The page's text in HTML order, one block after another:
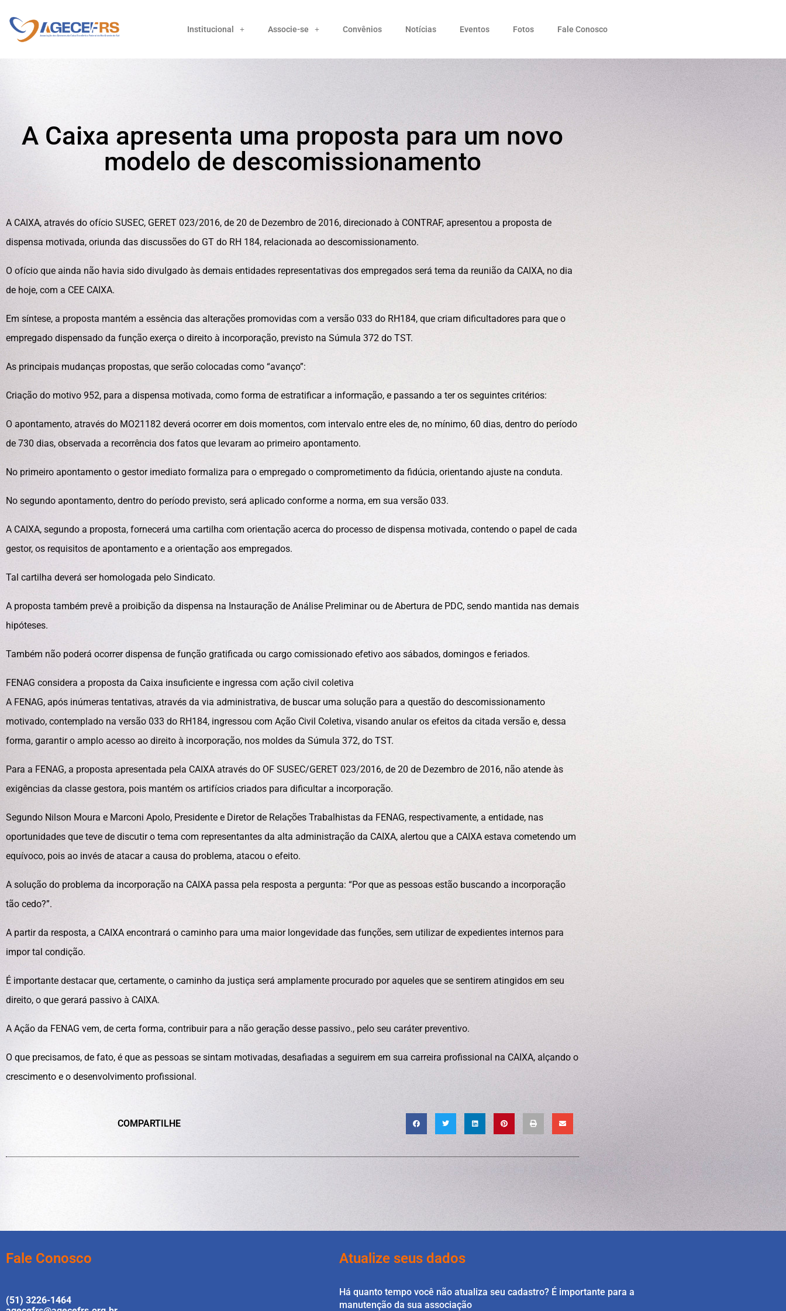
Institucional Associe-se Convênios Notícias Eventos Fotos Fale Conosco
A Caixa apresenta uma proposta para um novo
modelo de descomissionamento
A CAIXA, através do ofício SUSEC, GERET 023/2016, de 20 de Dezembro de 2016, direcionado à CONTRAF, apresentou a proposta de
dispensa motivada, oriunda das discussões do GT do RH 184, relacionada ao descomissionamento.
O ofício que ainda não havia sido divulgado às demais entidades representativas dos empregados será tema da reunião da CAIXA, no dia
de hoje, com a CEE CAIXA.
Em síntese, a proposta mantém a essência das alterações promovidas com a versão 033 do RH184, que criam dificultadores para que o
empregado dispensado da função exerça o direito à incorporação, previsto na Súmula 372 do TST.
As principais mudanças propostas, que serão colocadas como “avanço”:
Criação do motivo 952, para a dispensa motivada, como forma de estratificar a informação, e passando a ter os seguintes critérios:
O apontamento, através do MO21182 deverá ocorrer em dois momentos, com intervalo entre eles de, no mínimo, 60 dias, dentro do período
de 730 dias, observada a recorrência dos fatos que levaram ao primeiro apontamento.
No primeiro apontamento o gestor imediato formaliza para o empregado o comprometimento da fidúcia, orientando ajuste na conduta.
No segundo apontamento, dentro do período previsto, será aplicado conforme a norma, em sua versão 033.
A CAIXA, segundo a proposta, fornecerá uma cartilha com orientação acerca do processo de dispensa motivada, contendo o papel de cada
gestor, os requisitos de apontamento e a orientação aos empregados.
Tal cartilha deverá ser homologada pelo Sindicato.
A proposta também prevê a proibição da dispensa na Instauração de Análise Preliminar ou de Abertura de PDC, sendo mantida nas demais
hipóteses.
Também não poderá ocorrer dispensa de função gratificada ou cargo comissionado efetivo aos sábados, domingos e feriados.
FENAG considera a proposta da Caixa insuficiente e ingressa com ação civil coletiva
A FENAG, após inúmeras tentativas, através da via administrativa, de buscar uma solução para a questão do descomissionamento
motivado, contemplado na versão 033 do RH184, ingressou com Ação Civil Coletiva, visando anular os efeitos da citada versão e, dessa
forma, garantir o amplo acesso ao direito à incorporação, nos moldes da Súmula 372, do TST.
Para a FENAG, a proposta apresentada pela CAIXA através do OF SUSEC/GERET 023/2016, de 20 de Dezembro de 2016, não atende às
exigências da classe gestora, pois mantém os artifícios criados para dificultar a incorporação.
Segundo Nilson Moura e Marconi Apolo, Presidente e Diretor de Relações Trabalhistas da FENAG, respectivamente, a entidade, nas
oportunidades que teve de discutir o tema com representantes da alta administração da CAIXA, alertou que a CAIXA estava cometendo um
equívoco, pois ao invés de atacar a causa do problema, atacou o efeito.
A solução do problema da incorporação na CAIXA passa pela resposta a pergunta: “Por que as pessoas estão buscando a incorporação
tão cedo?”.
A partir da resposta, a CAIXA encontrará o caminho para uma maior longevidade das funções, sem utilizar de expedientes internos para
impor tal condição.
É importante destacar que, certamente, o caminho da justiça será amplamente procurado por aqueles que se sentirem atingidos em seu
direito, o que gerará passivo à CAIXA.
A Ação da FENAG vem, de certa forma, contribuir para a não geração desse passivo., pelo seu caráter preventivo.
O que precisamos, de fato, é que as pessoas se sintam motivadas, desafiadas a seguirem em sua carreira profissional na CAIXA, alçando o
crescimento e o desenvolvimento profissional.
COMPARTILHE
Fale Conosco
(51) 3226-1464
Atualize seus dados
Há quanto tempo você não atualiza seu cadastro? É importante para a
manutenção da sua associação